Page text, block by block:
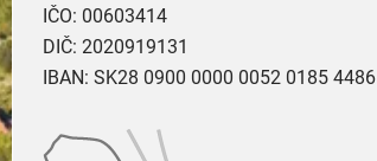
IČO: 00603414
DIČ: 2020919131
IBAN: SK28 0900 0000 0052 0185 4486